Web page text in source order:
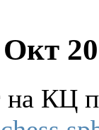
Окт
на КЦ